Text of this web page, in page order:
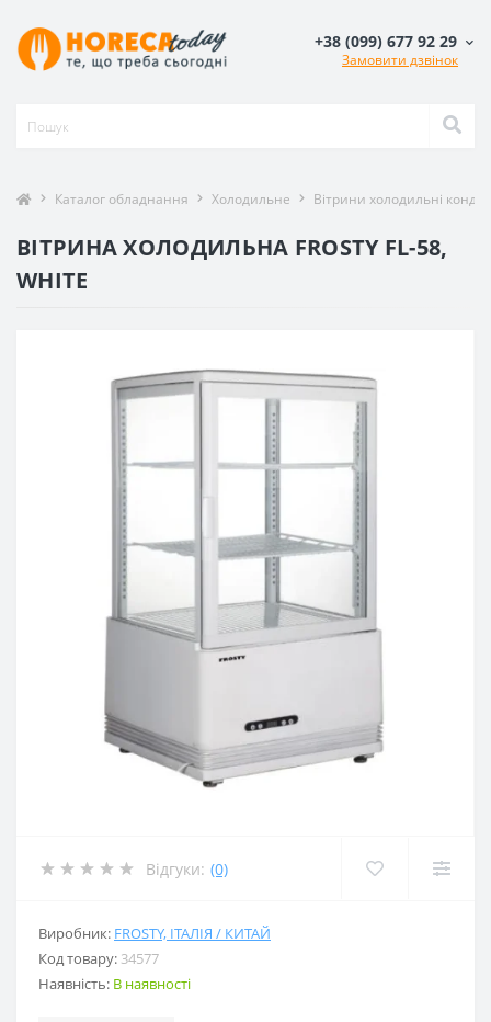
+38 (099) 677 92 29
Замовити дзвінок
Каталог обладнання Холодильне Вітрини холодильні
ВІТРИНА ХОЛОДИЛЬНА FROSTY FL-58,
WHITE
Відгуки: (0)
Виробник: FROSTY, ІТАЛІЯ / КИТАЙ
Код товару: 34577
Наявність: В наявності